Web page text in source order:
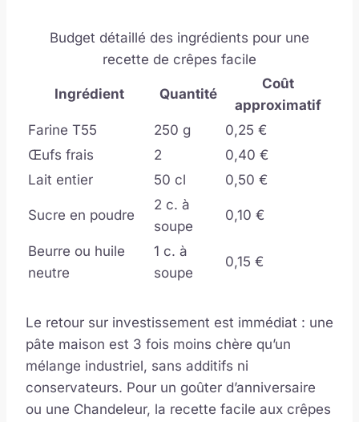
Budget détaillé des ingrédients pour une
recette de crêpes facile
Ingrédient Quantité
Coût
approximatif
Farine T55
250 g
0,25 €
Œufs frais
2
0,40 €
Lait entier
50 cl 0,50 €
Sucre en poudre
2 c. à
soupe
0,10 €
Beurre ou huile
neutre
1 c. à
soupe
0,15 €
Le retour sur investissement est immédiat : une
pâte maison est 3 fois moins chère qu’un
mélange industriel, sans additifs ni
conservateurs. Pour un goûter d’anniversaire
ou une Chandeleur, la recette facile aux crêpes